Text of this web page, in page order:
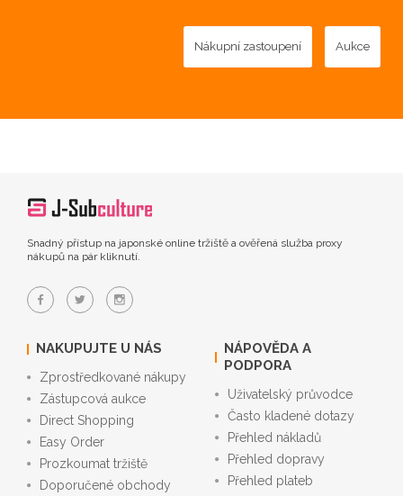
Nákupní zastoupení Aukce
Snadný přístup na japonské online tržiště a ověřená služba proxy
nákupů na pár kliknutí.
NAKUPUJTE U NÁS
Zprostředkované nákupy
Zástupcová aukce
Direct Shopping
Easy Order
Prozkoumat tržiště
Doporučené obchody
NÁPOVĚDA A
PODPORA
Uživatelský průvodce
Často kladené dotazy
Přehled nákladů
Přehled dopravy
Přehled plateb